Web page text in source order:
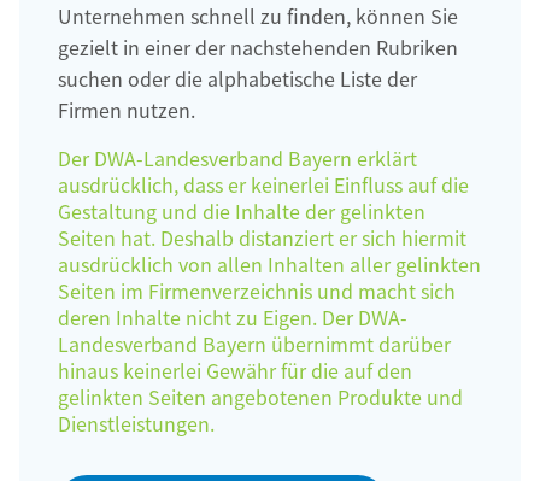
Unternehmen schnell zu finden, können Sie
gezielt in einer der nachstehenden Rubriken
suchen oder die alphabetische Liste der
Firmen nutzen.
Der DWA-Landesverband Bayern erklärt
ausdrücklich, dass er keinerlei Einfluss auf die
Gestaltung und die Inhalte der gelinkten
Seiten hat. Deshalb distanziert er sich hiermit
ausdrücklich von allen Inhalten aller gelinkten
Seiten im Firmenverzeichnis und macht sich
deren Inhalte nicht zu Eigen. Der DWA-
Landesverband Bayern übernimmt darüber
hinaus keinerlei Gewähr für die auf den
gelinkten Seiten angebotenen Produkte und
Dienstleistungen.